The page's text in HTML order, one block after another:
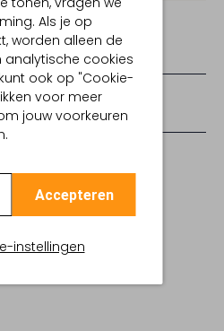
Als je op
worden alleen de
analytische cookies
ook op "Cookie-
voor meer
jouw voorkeuren
Accepteren
instellingen
Pinko